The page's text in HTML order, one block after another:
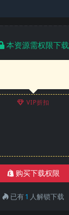
本资源需权限下载
VIP折扣
购买下载权限
已有1 人解锁下载